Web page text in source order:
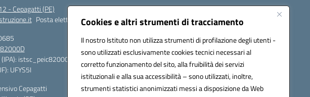
Cookies e altri strumenti di tracciamento
Il nostro Istituto non utilizza strumenti di profilazione degli utenti -
sono utilizzati esclusivamente cookies tecnici necessari al
corretto funzionamento del sito, alla fruibilità dei servizi
istituzionali e alla sua accessibilità – sono utilizzati, inoltre,
strumenti statistici anonimizzati messi a disposizione da Web
- Cepagatti (PE)
Posta elettronica certificata (PEC): peic82000d@pec.istruzione.it
istsc_peic82000d
UFYS5I
Cepagatti